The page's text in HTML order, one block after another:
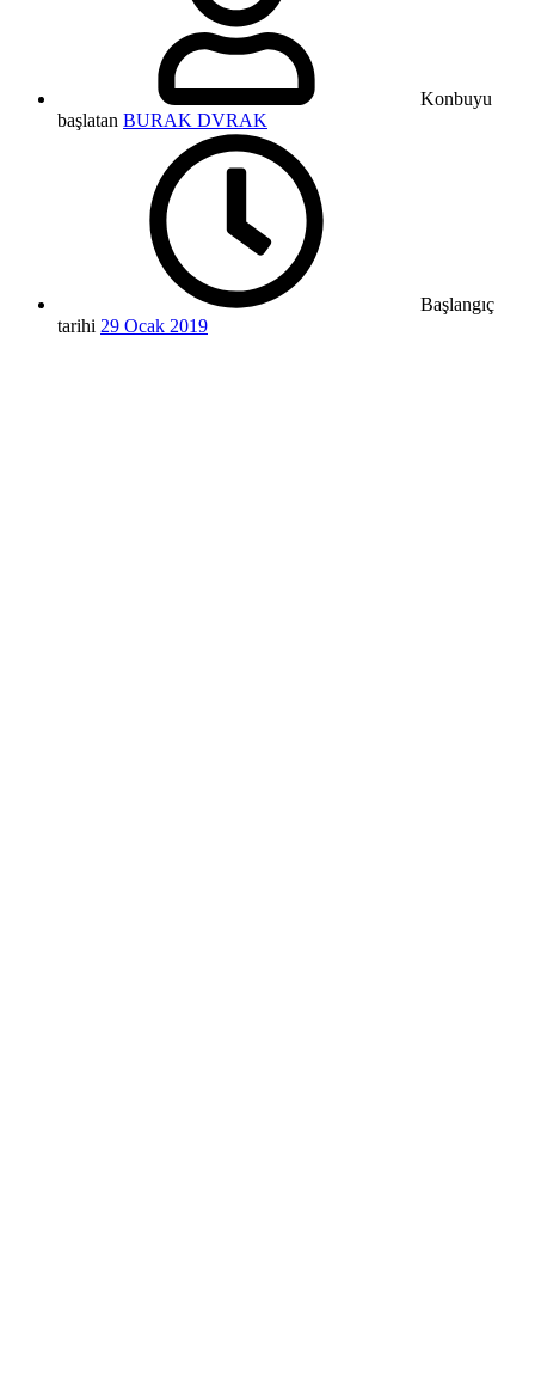
Konbuyu
başlatan BURAK DVRAK
Başlangıç
tarihi 29 Ocak 2019